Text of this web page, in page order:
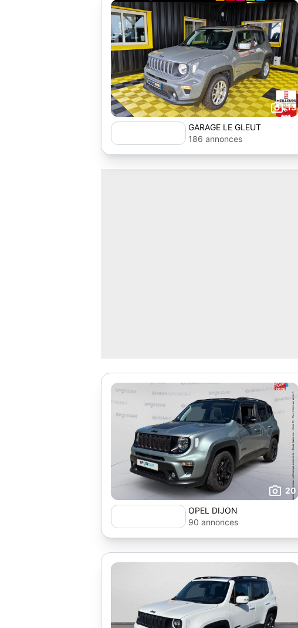
13
GARAGE LE GLEUT
186 annonces
20
OPEL DIJON
90 annonces